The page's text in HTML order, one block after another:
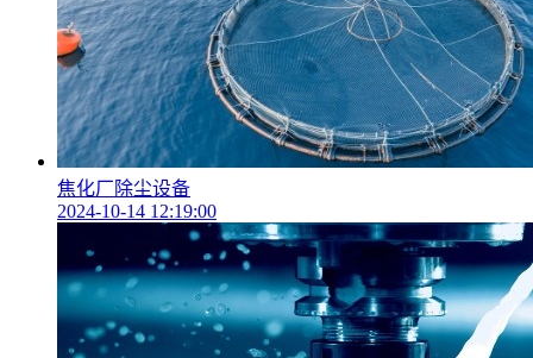
焦化厂除尘设备
2024-10-14 12:19:00